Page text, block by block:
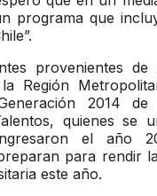
programa que
provenientes de
Región
2014 de
quienes se
el año
para rendir
este año.